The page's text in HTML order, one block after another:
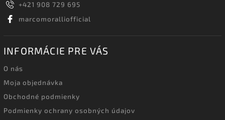
+421 908 729 695
marcomoralliofficial
INFORMÁCIE PRE VÁS
O nás
Moja objednávka
Obchodné podmienky
Podmienky ochrany osobných údajov